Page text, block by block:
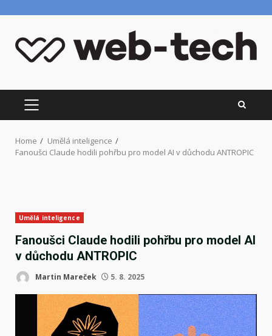
content
PRIMARY
MENU
Home
Umělá inteligence
Fanoušci Claude hodili pohřbu pro model AI v důchodu ANTROPIC
Umělá inteligence
Fanoušci Claude hodili pohřbu pro model AI
v důchodu ANTROPIC
Martin Mareček 5. 8. 2025